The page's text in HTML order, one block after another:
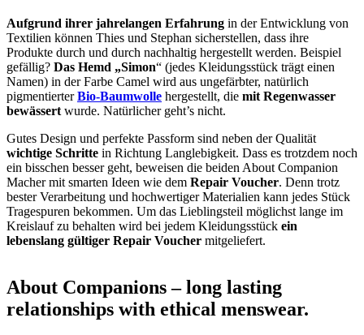
Aufgrund ihrer jahrelangen Erfahrung in der Entwicklung von
Textilien können Thies und Stephan sicherstellen, dass ihre
Produkte durch und durch nachhaltig hergestellt werden. Beispiel
gefällig? Das Hemd „Simon“ (jedes Kleidungsstück trägt einen
Namen) in der Farbe Camel wird aus ungefärbter, natürlich
pigmentierterBio-Baumwolle hergestellt, die mit Regenwasser
bewässert wurde. Natürlicher geht’s nicht.
Gutes Design und perfekte Passform sind neben der Qualität
wichtige Schritte in Richtung Langlebigkeit. Dass es trotzdem noch
ein bisschen besser geht, beweisen die beiden About Companion
Macher mit smarten Ideen wie dem Repair Voucher. Denn trotz
bester Verarbeitung und hochwertiger Materialien kann jedes Stück
Tragespuren bekommen. Um das Lieblingsteil möglichst lange im
Kreislauf zu behalten wird bei jedem Kleidungsstück ein
lebenslang gültiger Repair Voucher mitgeliefert.
About Companions – long lasting
relationships with ethical menswear.